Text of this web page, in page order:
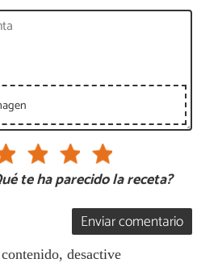
te ha parecido la receta?
Enviar comentario
desactive